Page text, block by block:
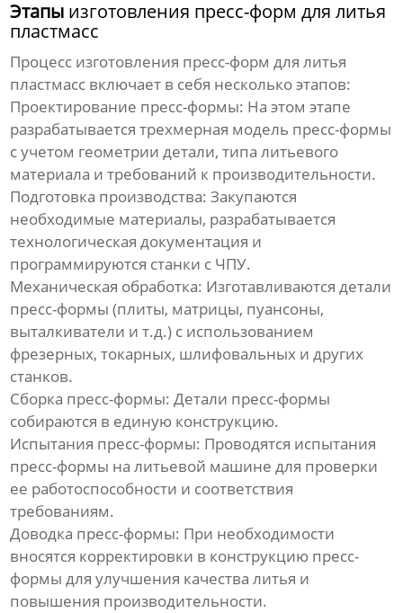
Этапы изготовления пресс-форм для литья
пластмасс
Процесс изготовления пресс-форм для литья
пластмасс включает в себя несколько этапов:
Проектирование пресс-формы: На этом этапе
разрабатывается трехмерная модель пресс-формы
с учетом геометрии детали, типа литьевого
материала и требований к производительности.
Подготовка производства: Закупаются
необходимые материалы, разрабатывается
технологическая документация и
программируются станки с ЧПУ.
Механическая обработка: Изготавливаются детали
пресс-формы (плиты, матрицы, пуансоны,
выталкиватели и т.д.) с использованием
фрезерных, токарных, шлифовальных и других
станков.
Сборка пресс-формы: Детали пресс-формы
собираются в единую конструкцию.
Испытания пресс-формы: Проводятся испытания
пресс-формы на литьевой машине для проверки
ее работоспособности и соответствия
требованиям.
Доводка пресс-формы: При необходимости
вносятся корректировки в конструкцию пресс-
формы для улучшения качества литья и
повышения производительности.